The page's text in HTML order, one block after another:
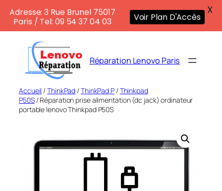
contenu
Réparation Lenovo Paris
Accueil /ThinkPad /ThinkPad P/Thinkpad
P50S/ Réparation prise alimentation (dc jack) ordinateur
portable lenovo Thinkpad P50S
Adresse: 3 Rue Brunel 75017
Paris / Tel: 09 54 37 04 03
Voir Plan D'Accès
X